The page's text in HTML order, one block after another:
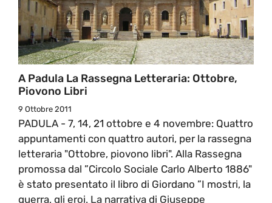
A Padula La Rassegna Letteraria: Ottobre,
Piovono Libri
9 Ottobre 2011
PADULA - 7, 14, 21 ottobre e 4 novembre: Quattro
appuntamenti con quattro autori, per la rassegna
letteraria "Ottobre, piovono libri". Alla Rassegna
promossa dal ”Circolo Sociale Carlo Alberto 1886"
è stato presentato il libro di Giordano ”I mostri, la
guerra, gli eroi. La narrativa di Giuseppe